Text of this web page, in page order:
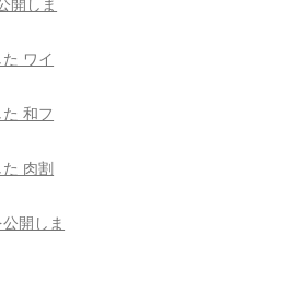
開しま
ワイ
和フ
肉割
開しま